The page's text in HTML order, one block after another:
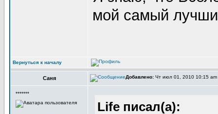
мой самый
Вернуться к началу
Саня Добавлено: Чт июл 01, 2010 10:15 am
*******
Life писал(а):